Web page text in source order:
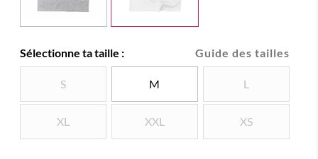
Guide des tailles
Sélectionne ta taille :
S M L
XL XXL XS